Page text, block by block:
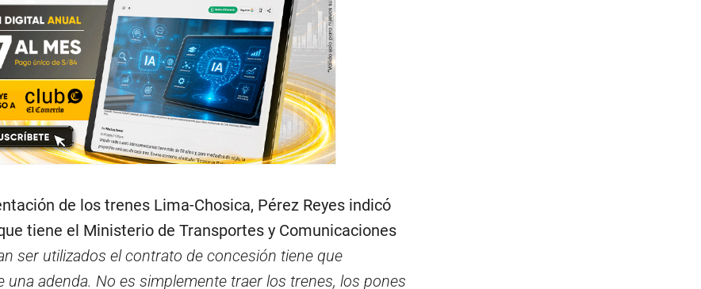
de los trenes Lima-Chosica, Pérez Reyes indicó
tiene el Ministerio de Transportes y Comunicaciones
ser utilizados el contrato de concesión tiene que
una adenda. No es simplemente traer los trenes, los pones